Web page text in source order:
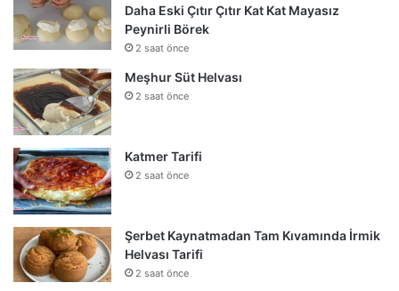
Daha Eski Çıtır Çıtır Kat Kat Mayasız
Peynirli Börek
2 saat önce
Meşhur Süt Helvası
2 saat önce
Katmer Tarifi
2 saat önce
Şerbet Kaynatmadan Tam Kıvamında İrmik
Helvası Tarifi
2 saat önce